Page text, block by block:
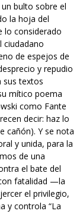
bulto sobre el
la hoja del
lo considerado
ciudadano
de espejos de
y repudio
sus textos
mítico poema
como Fante
decir: haz lo
cañón). Y se nota
y unida, para la
de una
el bate del
fatalidad —la
el privilegio,
y controla “La